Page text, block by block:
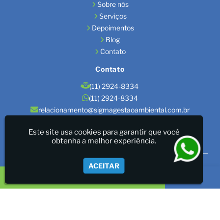
Sobre nós
Serviços
Depoimentos
Blog
Contato
Contato
(11) 2924-8334
(11) 2924-8334
relacionamento@sigmagestaoambiental.com.br
Localização
São Paulo / SP
Sigma Gestão Ambiental - LICENÇAS AMBIENTAIS/GESTÃO
DE RESÍDUOS/LAUDOS
Este site usa cookies para garantir que você
obtenha a melhor experiência.
ACEITAR